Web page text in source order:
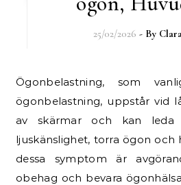
25/02/2026 - By
Ögonbelastning, som vanligtvis kallas digital
ögonbelastning, uppstår vid
av skärmar och kan
ljuskänslighet, torra ögon och
dessa symptom är
obehag och bevara